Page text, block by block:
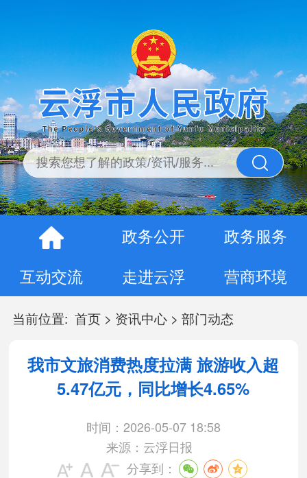
政务公开
政务服务
互动交流
走进云浮 营商环境
当前位置: 首页> 资讯中心> 部门动态
我市文旅消费热度拉满 旅游收入超
5.47亿元，同比增长4.65%
时间：2026-05-07 18:58
来源：云浮日报
分享到：